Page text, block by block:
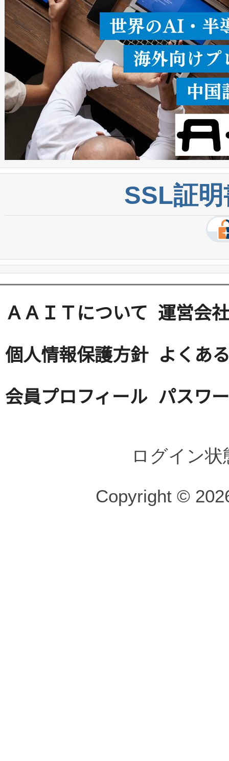
密度なスキャ […]
SSL証
ＡＡＩＴについて 運営会社
個人情報保護方針 よくあ
会員プロフィール パスワ
ログイン
Copyright ©